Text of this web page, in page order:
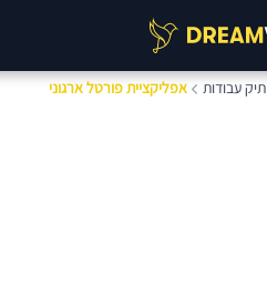
תיק עבודות אפליקציית פורטל ארגוני